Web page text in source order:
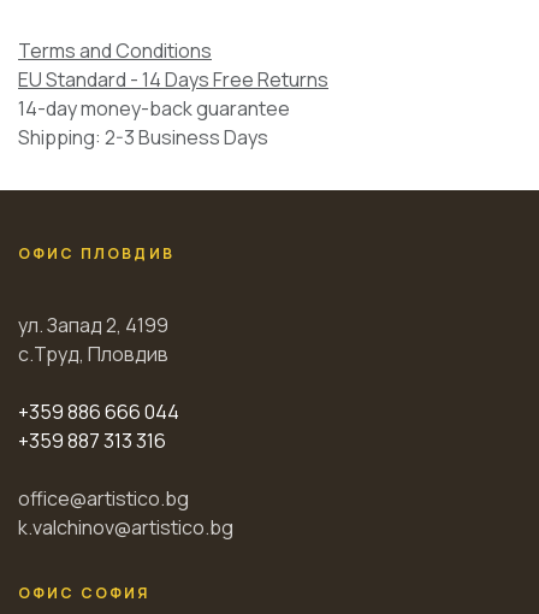
Terms and Conditions
EU Standard - 14 Days Free Returns
14-day money-back guarantee
Shipping: 2-3 Business Days
ОФИС ПЛОВДИВ
ул. Запад 2, 4199
с.Труд, Пловдив
+359 886 666 044
+359 887 313 316
office@artistico.bg
k.valchinov@artistico.bg
ОФИС СОФИЯ